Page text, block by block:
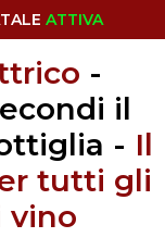
ATTIVA
-
il
- Il
tutti gli
vino